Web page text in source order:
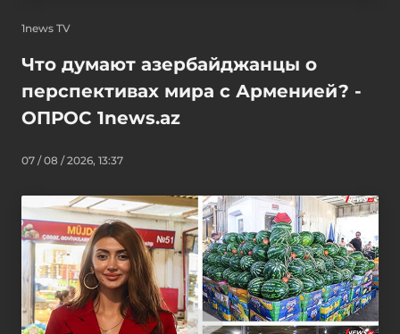
1news TV
Что думают азербайджанцы о
перспективах мира с Арменией? -
ОПРОС 1news.az
07 / 08 / 2026, 13:37